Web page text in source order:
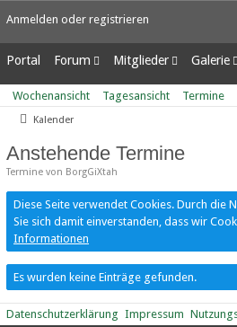
Anmelden oder registrieren
Portal Forum
Unerledigte Themen
Mitglieder
Letzte Aktivitäten
Benutzer online
Mitgliedersuche
Galerie
Alben
Bilder
Wochenansicht Tagesansicht Termine
Kalender
Anstehende Termine
Termine von BorgGiXtah
Diese Seite verwendet Cookies. Durch die
Sie sich damit einverstanden, dass wir
Informationen
Es wurden keine Einträge gefunden.
Datenschutzerklärung Impressum